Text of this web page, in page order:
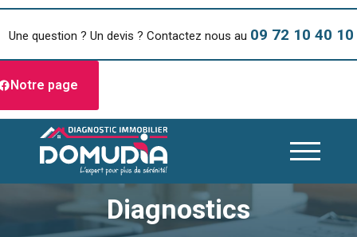
Une question ? Un devis ? Contactez nous au 09 72 10 40 10
Notre page
Diagnostics